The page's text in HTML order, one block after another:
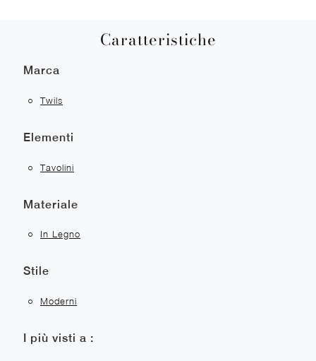
Caratteristiche
Marca
Twils
Elementi
Tavolini
Materiale
In Legno
Stile
Moderni
I più visti a :